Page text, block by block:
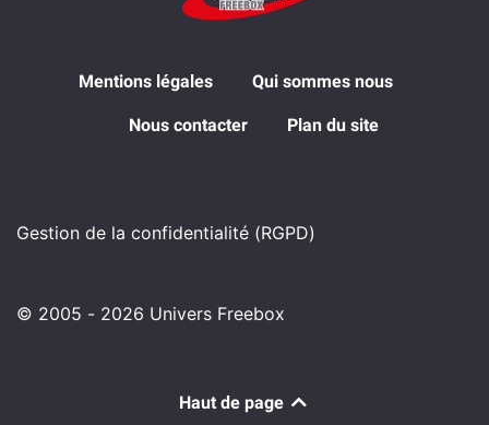
Mentions légales Qui sommes nous
Nous contacter Plan du site
Gestion de la confidentialité (RGPD)
© 2005 - 2026 Univers Freebox
Haut de page